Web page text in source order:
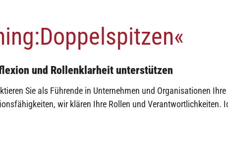
und Rollenklarheit unterstützen
Sie als Führende in Unternehmen und Organisationen
wir klären Ihre Rollen und Verantwortlichkeiten.